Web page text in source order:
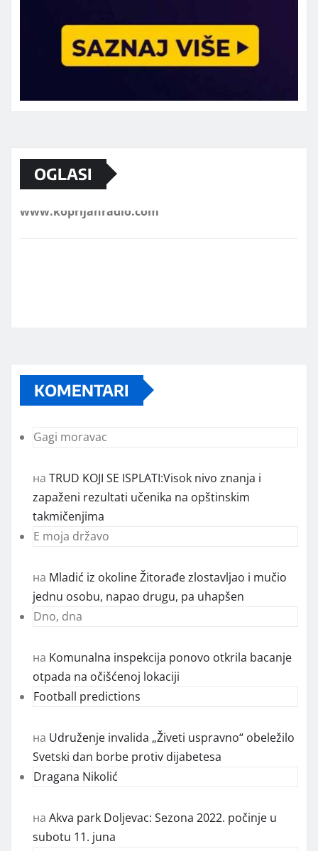
OGLASI
www.koprijanradio.com
KOMENTARI
Gagi moravac
на TRUD KOJI SE ISPLATI:Visok nivo znanja i
zapaženi rezultati učenika na opštinskim
takmičenjima
E moja državo
на Mladić iz okoline Žitorađe zlostavljao i mučio
jednu osobu, napao drugu, pa uhapšen
Dno, dna
на Komunalna inspekcija ponovo otkrila bacanje
otpada na očišćenoj lokaciji
Football predictions
на Udruženje invalida „Živeti uspravno“ obeležilo
Svetski dan borbe protiv dijabetesa
Dragana Nikolić
на Akva park Doljevac: Sezona 2022. počinje u
subotu 11. juna